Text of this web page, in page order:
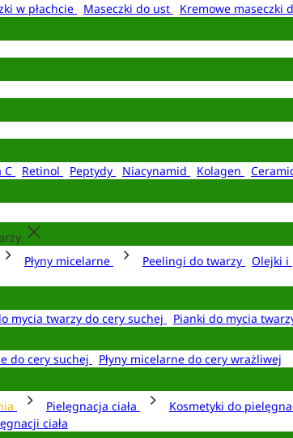
w płachcie Maseczki do ust
Kremowe maseczki
C Retinol Peptydy Niacynamid Kolagen
Płyny micelarne Peelingi do twarzy Olejki i
mycia twarzy do cery suchej
Pianki do mycia
do cery suchej
Płyny micelarne do cery wrażliwej
Pielęgnacja ciała Kosmetyki do
ciała